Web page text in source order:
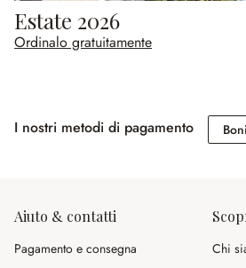
Estate 2026
Ordinalo gratuitamente
I nostri metodi di pagamento
Aiuto & contatti
Pagamento e consegna
Chi